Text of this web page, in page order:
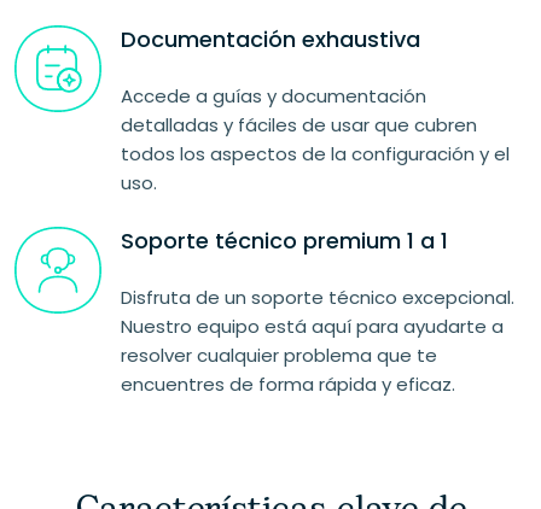
Documentación exhaustiva
Accede a guías y documentación
detalladas y fáciles de usar que cubren
todos los aspectos de la configuración y el
uso.
Soporte técnico premium 1 a 1
Disfruta de un soporte técnico excepcional.
Nuestro equipo está aquí para ayudarte a
resolver cualquier problema que te
encuentres de forma rápida y eficaz.